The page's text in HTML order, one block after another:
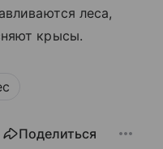
леса,
крысы.
Поделиться